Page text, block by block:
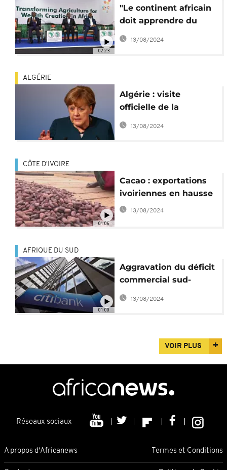
Africa]
02:23
"Le continent africain
doit apprendre du
succès de l'Asie" -
président de la BAD
13/08/2024
ALGÉRIE
Algérie : visite
officielle de la
Chancelière
allemande Angela
13/08/2024
01:06
CÔTE D'IVOIRE
Cacao : exportations
ivoiriennes en hausse
13/08/2024
01:00
AFRIQUE DU SUD
Aggravation du déficit
commercial sud-
africain
13/08/2024
VOIR PLUS
Réseaux sociaux
A propos d'Africanews Termes et Conditions